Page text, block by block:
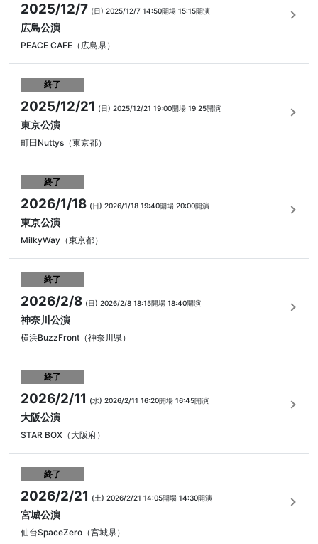
2025/12/7 (日) 2025/12/7 14:50開場 15:15開演
広島公演
PEACE CAFE（広島県）
終了
2025/12/21 (日) 2025/12/21 19:00開場 19:25開演
東京公演
町田Nuttys（東京都）
終了
2026/1/18 (日) 2026/1/18 19:40開場 20:00開演
東京公演
MilkyWay（東京都）
終了
2026/2/8 (日) 2026/2/8 18:15開場 18:40開演
神奈川公演
横浜BuzzFront（神奈川県）
終了
2026/2/11 (水) 2026/2/11 16:20開場 16:45開演
大阪公演
STAR BOX（大阪府）
終了
2026/2/21 (土) 2026/2/21 14:05開場 14:30開演
宮城公演
仙台SpaceZero（宮城県）